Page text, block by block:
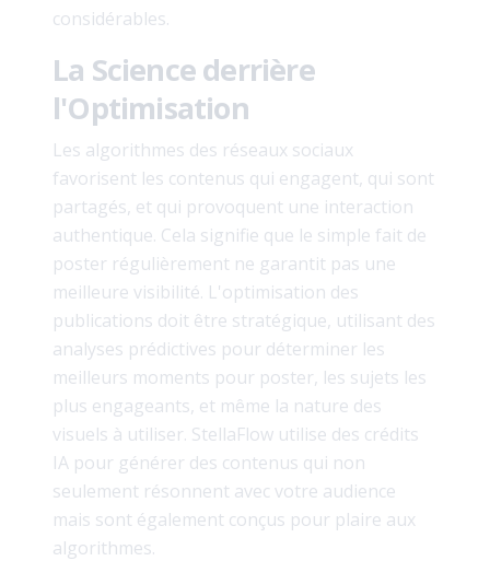
considérables.
La Science derrière
l'Optimisation
Les algorithmes des réseaux sociaux
favorisent les contenus qui engagent, qui sont
partagés, et qui provoquent une interaction
authentique. Cela signifie que le simple fait de
poster régulièrement ne garantit pas une
meilleure visibilité. L'optimisation des
publications doit être stratégique, utilisant des
analyses prédictives pour déterminer les
meilleurs moments pour poster, les sujets les
plus engageants, et même la nature des
visuels à utiliser. StellaFlow utilise des crédits
IA pour générer des contenus qui non
seulement résonnent avec votre audience
mais sont également conçus pour plaire aux
algorithmes.